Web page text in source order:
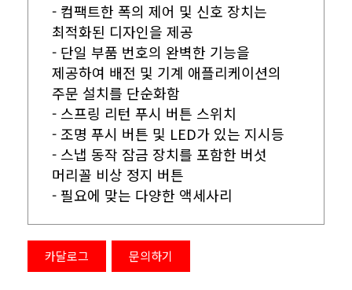
- 컴팩트한 폭의 제어 및 신호 장치는
최적화된 디자인을 제공
- 단일 부품 번호의 완벽한 기능을
제공하여 배전 및 기계 애플리케이션의
주문 설치를 단순화함
- 스프링 리턴 푸시 버튼 스위치
- 조명 푸시 버튼 및 LED가 있는 지시등
- 스냅 동작 잠금 장치를 포함한 버섯
머리꼴 비상 정지 버튼
- 필요에 맞는 다양한 액세사리
카달로그 문의하기